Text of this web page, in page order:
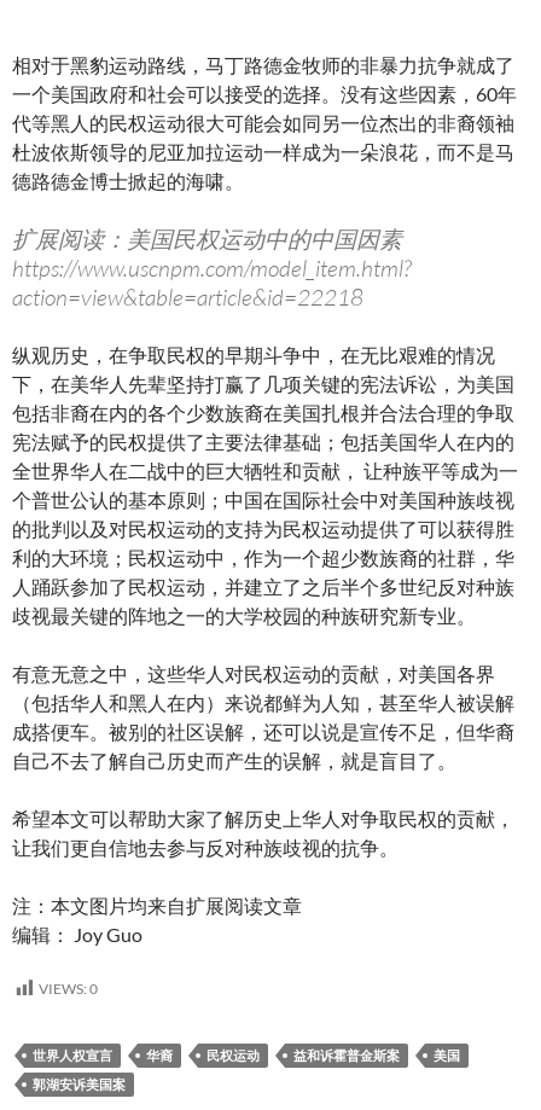
相对于黑豹运动路线，马丁路德金牧师的非暴力抗争就成了
一个美国政府和社会可以接受的选择。没有这些因素，60年
代等黑人的民权运动很大可能会如同另一位杰出的非裔领袖
杜波依斯领导的尼亚加拉运动一样成为一朵浪花，而不是马
德路德金博士掀起的海啸。
扩展阅读：美国民权运动中的中国因素
https://www.uscnpm.com/model_item.html?
action=view&table=article&id=22218
纵观历史，在争取民权的早期斗争中，在无比艰难的情况
下，在美华人先辈坚持打赢了几项关键的宪法诉讼，为美国
包括非裔在内的各个少数族裔在美国扎根并合法合理的争取
宪法赋予的民权提供了主要法律基础；包括美国华人在内的
全世界华人在二战中的巨大牺牲和贡献， 让种族平等成为一
个普世公认的基本原则；中国在国际社会中对美国种族歧视
的批判以及对民权运动的支持为民权运动提供了可以获得胜
利的大环境；民权运动中，作为一个超少数族裔的社群，华
人踊跃参加了民权运动，并建立了之后半个多世纪反对种族
歧视最关键的阵地之一的大学校园的种族研究新专业。
有意无意之中，这些华人对民权运动的贡献，对美国各界
（包括华人和黑人在内）来说都鲜为人知，甚至华人被误解
成搭便车。被别的社区误解，还可以说是宣传不足，但华裔
自己不去了解自己历史而产生的误解，就是盲目了。
希望本文可以帮助大家了解历史上华人对争取民权的贡献，
让我们更自信地去参与反对种族歧视的抗争。
注：本文图片均来自扩展阅读文章
编辑： Joy Guo
VIEWS: 0
世界人权宣言 华裔 民权运动 益和诉霍普金斯案
美国
郭湖安诉美国案